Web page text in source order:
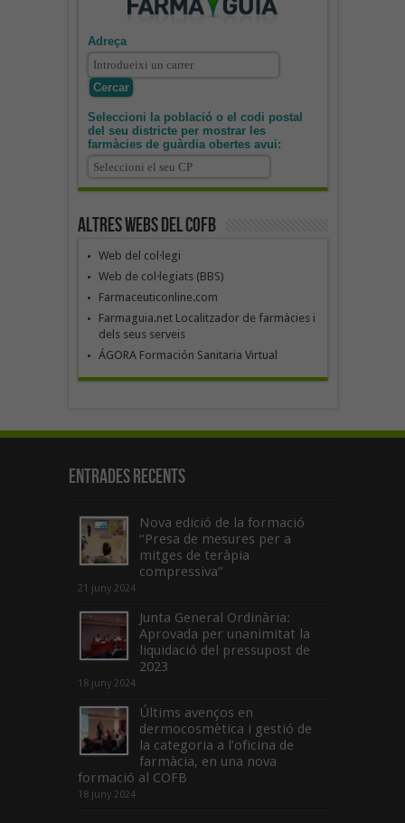
Adreça
Seleccioni la població o el codi postal
del seu districte per mostrar les
farmàcies de guàrdia obertes avui:
Altres webs del COFB
Web del col·legi
Web de col·legiats (BBS)
Farmaceuticonline.com
Farmaguia.net Localitzador de farmàcies i
dels seus serveis
ÁGORA Formación Sanitaria Virtual
Entrades recents
Nova edició de la formació
“Presa de mesures per a
mitges de teràpia
compressiva”
21 juny 2024
Junta General Ordinària:
Aprovada per unanimitat la
liquidació del pressupost de
2023
18 juny 2024
Últims avenços en
dermocosmètica i gestió de
la categoria a l’oficina de
farmàcia, en una nova
formació al COFB
18 juny 2024